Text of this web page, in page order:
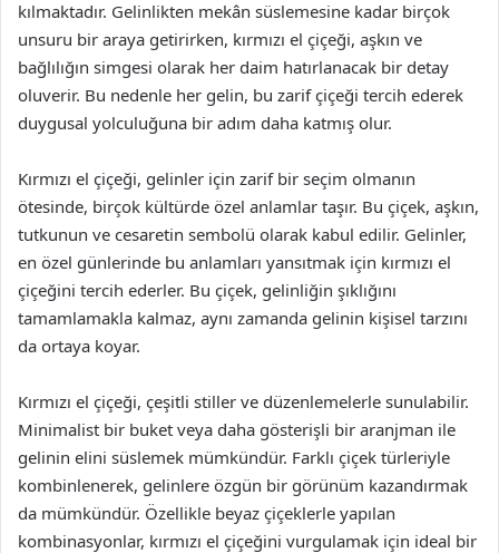
kılmaktadır. Gelinlikten mekân süslemesine kadar birçok
unsuru bir araya getirirken, kırmızı el çiçeği, aşkın ve
bağlılığın simgesi olarak her daim hatırlanacak bir detay
oluverir. Bu nedenle her gelin, bu zarif çiçeği tercih ederek
duygusal yolculuğuna bir adım daha katmış olur.
Kırmızı el çiçeği, gelinler için zarif bir seçim olmanın
ötesinde, birçok kültürde özel anlamlar taşır. Bu çiçek, aşkın,
tutkunun ve cesaretin sembolü olarak kabul edilir. Gelinler,
en özel günlerinde bu anlamları yansıtmak için kırmızı el
çiçeğini tercih ederler. Bu çiçek, gelinliğin şıklığını
tamamlamakla kalmaz, aynı zamanda gelinin kişisel tarzını
da ortaya koyar.
Kırmızı el çiçeği, çeşitli stiller ve düzenlemelerle sunulabilir.
Minimalist bir buket veya daha gösterişli bir aranjman ile
gelinin elini süslemek mümkündür. Farklı çiçek türleriyle
kombinlenerek, gelinlere özgün bir görünüm kazandırmak
da mümkündür. Özellikle beyaz çiçeklerle yapılan
kombinasyonlar, kırmızı el çiçeğini vurgulamak için ideal bir